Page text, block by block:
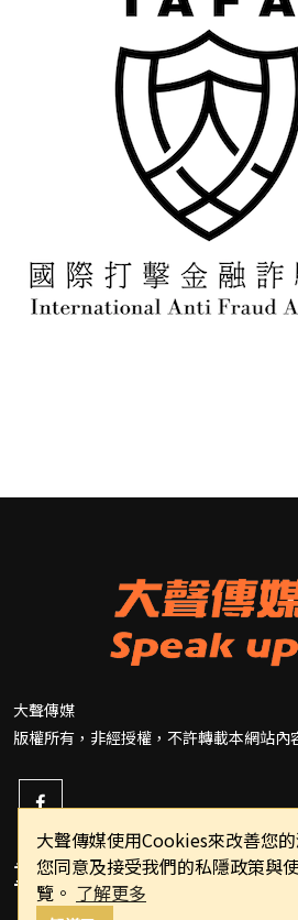
大聲傳媒使用Cookies來改善您
您同意及接受我們的私隱政策與
覽。 了解更多
大聲傳媒
版權所有，非經授權，不許轉載本網站內
重要連結